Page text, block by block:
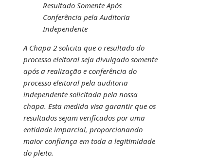
Resultado Somente Após
Conferência pela Auditoria
Independente
A Chapa 2 solicita que o resultado do
processo eleitoral seja divulgado somente
após a realização e conferência do
processo eleitoral pela auditoria
independente solicitada pela nossa
chapa. Esta medida visa garantir que os
resultados sejam verificados por uma
entidade imparcial, proporcionando
maior confiança em toda a legitimidade
do pleito.